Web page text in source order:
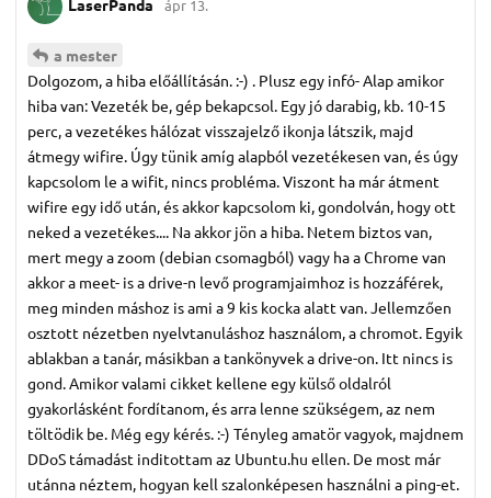
LaserPanda ápr 13.
a mester
Dolgozom, a hiba előállításán. :-) . Plusz egy infó- Alap amikor
hiba van: Vezeték be, gép bekapcsol. Egy jó darabig, kb. 10-15
perc, a vezetékes hálózat visszajelző ikonja látszik, majd
átmegy wifire. Úgy tünik amíg alapból vezetékesen van, és úgy
kapcsolom le a wifit, nincs probléma. Viszont ha már átment
wifire egy idő után, és akkor kapcsolom ki, gondolván, hogy ott
neked a vezetékes.... Na akkor jön a hiba. Netem biztos van,
mert megy a zoom (debian csomagból) vagy ha a Chrome van
akkor a meet- is a drive-n levő programjaimhoz is hozzáférek,
meg minden máshoz is ami a 9 kis kocka alatt van. Jellemzően
osztott nézetben nyelvtanuláshoz használom, a chromot. Egyik
ablakban a tanár, másikban a tankönyvek a drive-on. Itt nincs is
gond. Amikor valami cikket kellene egy külső oldalról
gyakorlásként fordítanom, és arra lenne szükségem, az nem
töltödik be. Még egy kérés. :-) Tényleg amatör vagyok, majdnem
DDoS támadást inditottam az Ubuntu.hu ellen. De most már
utánna néztem, hogyan kell szalonképesen használni a ping-et.